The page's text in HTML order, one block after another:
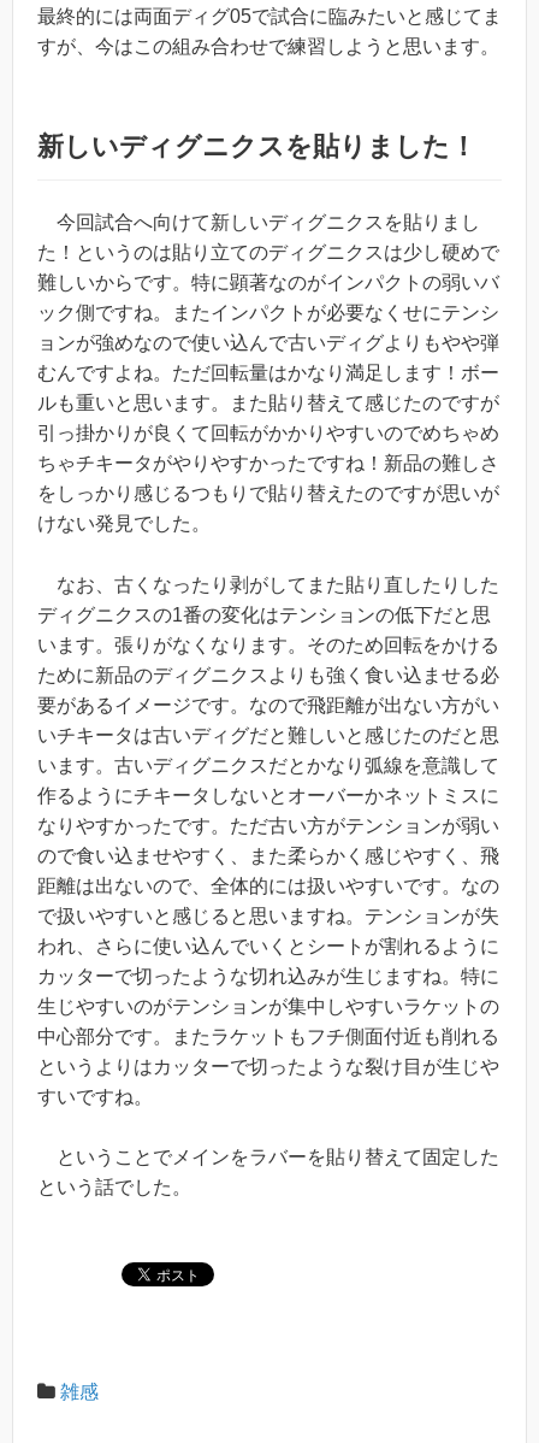
最終的には両面ディグ05で試合に臨みたいと感じてま
すが、今はこの組み合わせで練習しようと思います。
新しいディグニクスを貼りました！
今回試合へ向けて新しいディグニクスを貼りまし
た！というのは貼り立てのディグニクスは少し硬めで
難しいからです。特に顕著なのがインパクトの弱いバ
ック側ですね。またインパクトが必要なくせにテンシ
ョンが強めなので使い込んで古いディグよりもやや弾
むんですよね。ただ回転量はかなり満足します！ボー
ルも重いと思います。また貼り替えて感じたのですが
引っ掛かりが良くて回転がかかりやすいのでめちゃめ
ちゃチキータがやりやすかったですね！新品の難しさ
をしっかり感じるつもりで貼り替えたのですが思いが
けない発見でした。
なお、古くなったり剥がしてまた貼り直したりした
ディグニクスの1番の変化はテンションの低下だと思
います。張りがなくなります。そのため回転をかける
ために新品のディグニクスよりも強く食い込ませる必
要があるイメージです。なので飛距離が出ない方がい
いチキータは古いディグだと難しいと感じたのだと思
います。古いディグニクスだとかなり弧線を意識して
作るようにチキータしないとオーバーかネットミスに
なりやすかったです。ただ古い方がテンションが弱い
ので食い込ませやすく、また柔らかく感じやすく、飛
距離は出ないので、全体的には扱いやすいです。なの
で扱いやすいと感じると思いますね。テンションが失
われ、さらに使い込んでいくとシートが割れるように
カッターで切ったような切れ込みが生じますね。特に
生じやすいのがテンションが集中しやすいラケットの
中心部分です。またラケットもフチ側面付近も削れる
というよりはカッターで切ったような裂け目が生じや
すいですね。
ということでメインをラバーを貼り替えて固定した
という話でした。
雑感